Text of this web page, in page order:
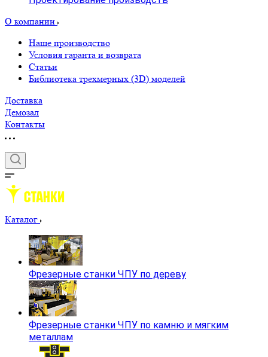
О компании
Наше производство
Условия гаранта и возврата
Статьи
Библиотека трехмерных (3D) моделей
Доставка
Демозал
Контакты
Каталог
Фрезерные станки ЧПУ по дереву
Фрезерные станки ЧПУ по камню и мягким
металлам